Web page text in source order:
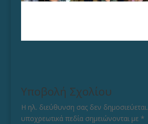
Υποβολή Σχολίου
Η ηλ. διεύθυνση σας δεν δημοσιεύεται.
υποχρεωτικά πεδία σημειώνονται με *